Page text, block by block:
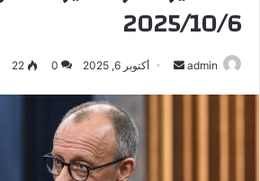
2025/10/6
admin أكتوبر 6, 2025 0
22